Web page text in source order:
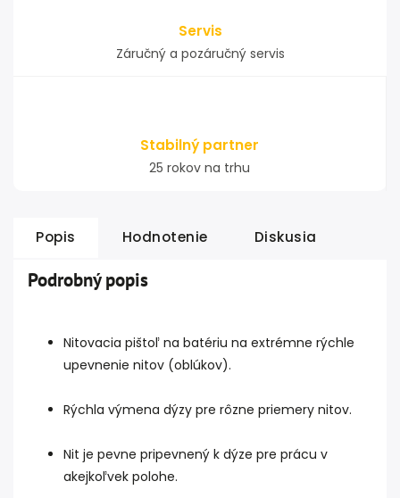
Servis
Záručný a pozáručný servis
Stabilný partner
25 rokov na trhu
Popis Hodnotenie Diskusia
Podrobný popis
Nitovacia pištoľ na batériu na extrémne rýchle
upevnenie nitov (oblúkov).
Rýchla výmena dýzy pre rôzne priemery nitov.
Nit je pevne pripevnený k dýze pre prácu v
akejkoľvek polohe.